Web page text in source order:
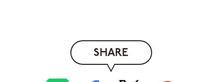
SHARE